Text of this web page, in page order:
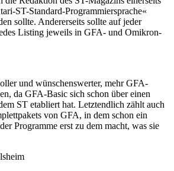
ST-Standard-Programmiersprache«
sollte. Andererseits sollte auf jeder
Listing jeweils in GFA- und Omikron-
und wünschenswerter, mehr GFA-
da GFA-Basic sich schon über einen
ST etabliert hat. Letztendlich zählt auch
von GFA, in dem schon ein
Programme erst zu dem macht, was sie